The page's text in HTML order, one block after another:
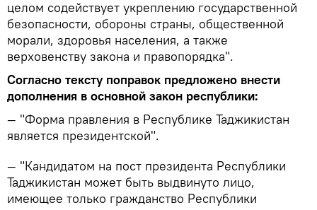
целом содействует укреплению государственной
безопасности, обороны страны, общественной
морали, здоровья населения, а также
верховенству закона и правопорядка".
Согласно тексту поправок предложено внести
дополнения в основной закон республики:
— "Форма правления в Республике Таджикистан
является президентской".
— "Кандидатом на пост президента Республики
Таджикистан может быть выдвинуто лицо,
имеющее только гражданство Республики